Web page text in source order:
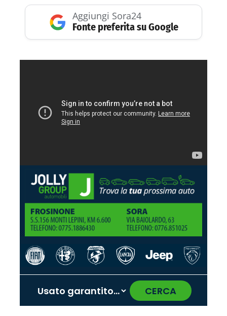
Aggiungi Sora24
Fonte preferita su Google
CERCA
‹ ›